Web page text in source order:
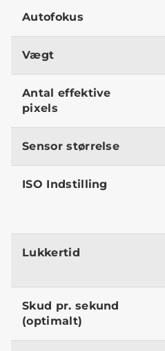
Autofokus
Vægt
Antal effektive
pixels
Sensor størrelse
ISO Indstilling
Lukkertid
Skud pr. sekund
(optimalt)